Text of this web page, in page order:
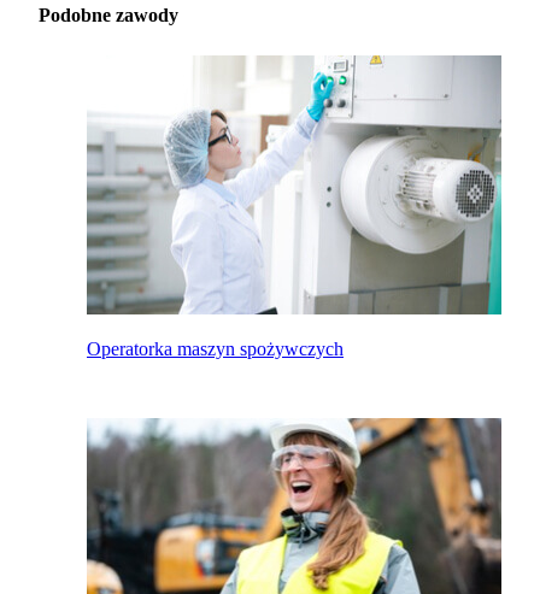
Podobne zawody
Operatorka maszyn spożywczych